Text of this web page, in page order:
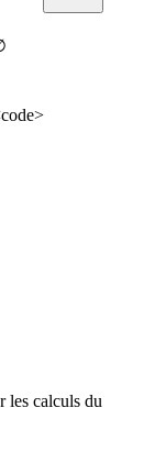
les calculs du